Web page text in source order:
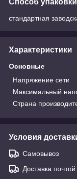
Способ упаковки
стандартная
Характеристики
Основные
Напряжение сети
Максимальный
Страна
Условия
Самовывоз
Доставка почтой